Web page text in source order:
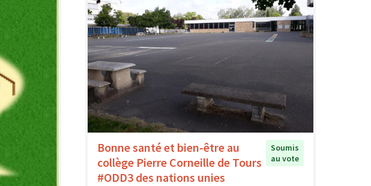
Bonne santé et bien-être au
collège Pierre Corneille de Tours
#ODD3 des nations unies
Soumis
au vote